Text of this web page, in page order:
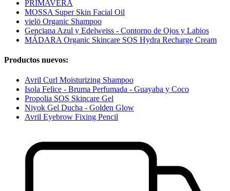
PRIMAVERA
MOSSA Super Skin Facial Oil
vielö Organic Shampoo
Genciana Azul y Edelweiss - Contorno de Ojos y Labios
MÁDARA Organic Skincare SOS Hydra Recharge Cream
Productos nuevos:
Avril Curl Moisturizing Shampoo
Isola Felice - Bruma Perfumada - Guayaba y Coco
Propolia SOS Skincare Gel
Niyok Gel Ducha - Golden Glow
Avril Eyebrow Fixing Pencil